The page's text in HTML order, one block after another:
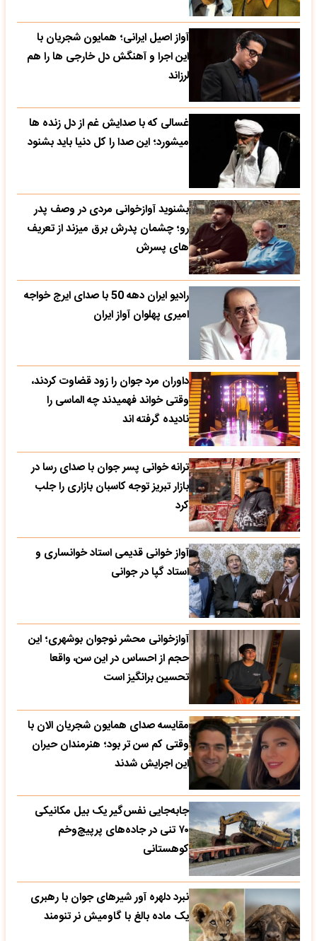
آواز اصیل ایرانی؛ همایون شجریان با
این اجرا و آهنگش دل خارجی ها را هم
لرزاند
غسالی که با صدایش غم از دل زنده ها
میشورد؛ این صدا را کل دنیا باید بشنود
بشنوید آوازخوانی مردی در وصف پدر
رو؛ چشمان پدرش برق میزند از تعریف
های پسرش
رادیو ایران دهه 50 با صدای ایرج خواجه
امیری پهلوان آواز ایران
داوران مرد جوان را زود قضاوت کردند،
وقتی خواند فهمیدند چه الماسی را
نادیده گرفته اند
ترانه خوانی پسر جوان با صدای رسا در
بازار تبریز توجه کاسبان بازاری را جلب
کرد
آواز خوانی قدیمی استاد خوانساری و
استاد گپا در جوانی
آوازخوانی محشر نوجوان بوشهری؛ این
حجم از احساس در این سن، واقعا
تحسین‌ برانگیز است
مقایسه صدای همایون شجریان الان با
وقتی کم سن تر بود؛ هنرمندان حیران
این اجرایش شدند
جابه‌جایی نفس‌گیر یک بیل مکانیکی
۷۰ تنی در جاده‌های پرپیچ‌وخم
کوهستانی
نبرد دلهره آور شیرهای جوان با رهبری
یک ماده بالغ با گاومیش نر تنومند